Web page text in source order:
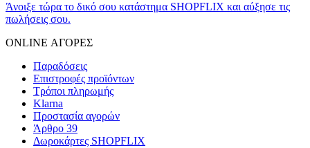
Άνοιξε τώρα το δικό σου κατάστημα SHOPFLIX και αύξησε τις
πωλήσεις σου.
ONLINE ΑΓΟΡΕΣ
Παραδόσεις
Επιστροφές προϊόντων
Τρόποι πληρωμής
Klarna
Προστασία αγορών
Άρθρο 39
Δωροκάρτες SHOPFLIX